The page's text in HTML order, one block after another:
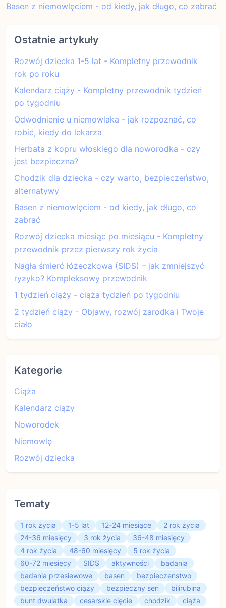
Basen z niemowlęciem - od kiedy, jak długo, co zabrać
Ostatnie artykuły
Rozwój dziecka 1-5 lat - Kompletny przewodnik
rok po roku
Kalendarz ciąży - Kompletny przewodnik tydzień
po tygodniu
Odwodnienie u niemowlaka - jak rozpoznać, co
robić, kiedy do lekarza
Herbata z kopru włoskiego dla noworodka - czy
jest bezpieczna?
Chodzik dla dziecka - czy warto, bezpieczeństwo,
alternatywy
Basen z niemowlęciem - od kiedy, jak długo, co
zabrać
Rozwój dziecka miesiąc po miesiącu - Kompletny
przewodnik przez pierwszy rok życia
Nagła śmierć łóżeczkowa (SIDS) – jak zmniejszyć
ryzyko? Kompleksowy przewodnik
1 tydzień ciąży - ciąża tydzień po tygodniu
2 tydzień ciąży - Objawy, rozwój zarodka i Twoje
ciało
Kategorie
Ciąża
Kalendarz ciąży
Noworodek
Niemowlę
Rozwój dziecka
Tematy
1 rok życia 1-5 lat 12-24 miesiące
2 rok życia
24-36 miesięcy
3 rok życia
36-48 miesięcy
4 rok życia
48-60 miesięcy
5 rok życia
60-72 miesięcy
SIDS aktywności
badania
badania przesiewowe
basen
bezpieczeństwo
bezpieczeństwo ciąży
bezpieczny sen
bilirubina
bunt dwulatka
cesarskie cięcie chodzik
ciąża